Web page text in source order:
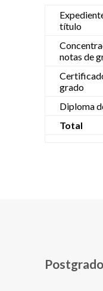
título
notas de
grado
Diploma
Total